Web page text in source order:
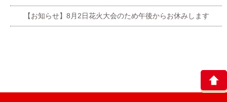
【お知らせ】8月2日花火大会のため午後からお休みします